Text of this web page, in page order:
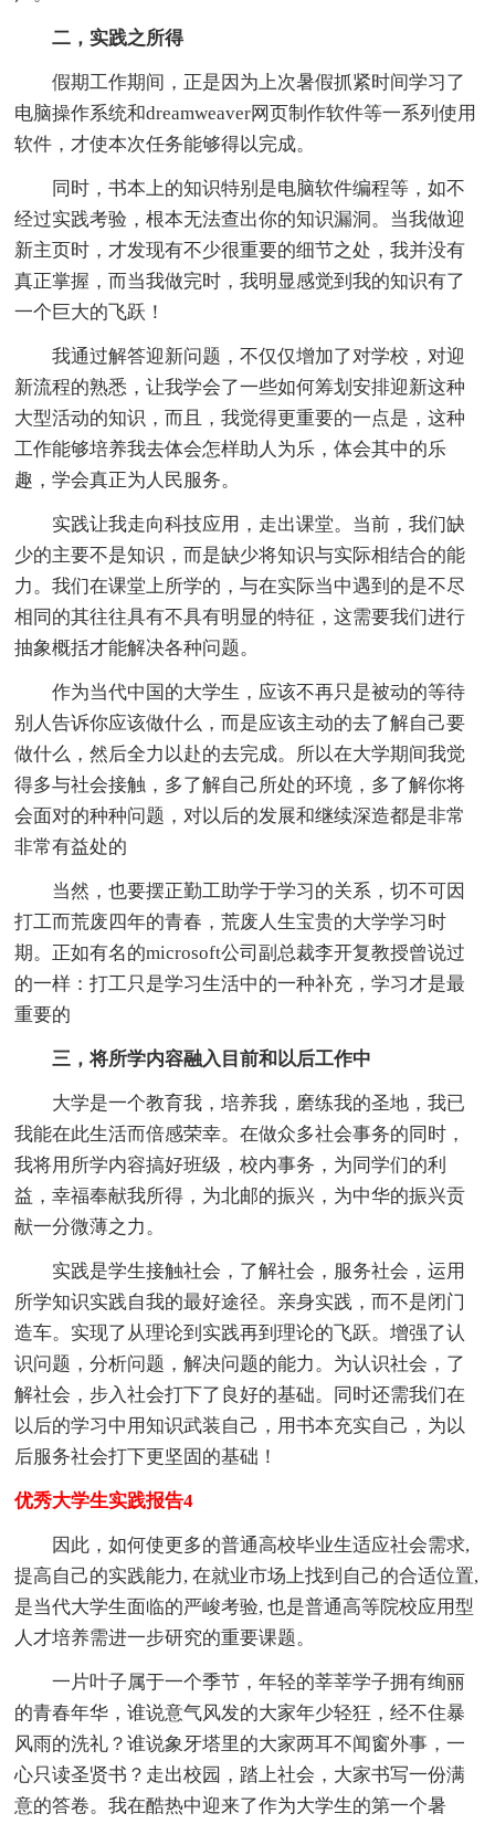
二，实践之所得
假期工作期间，正是因为上次暑假抓紧时间学习了
电脑操作系统和dreamweaver网页制作软件等一系列使用
软件，才使本次任务能够得以完成。
同时，书本上的知识特别是电脑软件编程等，如不
经过实践考验，根本无法查出你的知识漏洞。当我做迎
新主页时，才发现有不少很重要的细节之处，我并没有
真正掌握，而当我做完时，我明显感觉到我的知识有了
一个巨大的飞跃！
我通过解答迎新问题，不仅仅增加了对学校，对迎
新流程的熟悉，让我学会了一些如何筹划安排迎新这种
大型活动的知识，而且，我觉得更重要的一点是，这种
工作能够培养我去体会怎样助人为乐，体会其中的乐
趣，学会真正为人民服务。
实践让我走向科技应用，走出课堂。当前，我们缺
少的主要不是知识，而是缺少将知识与实际相结合的能
力。我们在课堂上所学的，与在实际当中遇到的是不尽
相同的其往往具有不具有明显的特征，这需要我们进行
抽象概括才能解决各种问题。
作为当代中国的大学生，应该不再只是被动的等待
别人告诉你应该做什么，而是应该主动的去了解自己要
做什么，然后全力以赴的去完成。所以在大学期间我觉
得多与社会接触，多了解自己所处的环境，多了解你将
会面对的种种问题，对以后的发展和继续深造都是非常
非常有益处的
当然，也要摆正勤工助学于学习的关系，切不可因
打工而荒废四年的青春，荒废人生宝贵的大学学习时
期。正如有名的microsoft公司副总裁李开复教授曾说过
的一样：打工只是学习生活中的一种补充，学习才是最
重要的
三，将所学内容融入目前和以后工作中
大学是一个教育我，培养我，磨练我的圣地，我已
我能在此生活而倍感荣幸。在做众多社会事务的同时，
我将用所学内容搞好班级，校内事务，为同学们的利
益，幸福奉献我所得，为北邮的振兴，为中华的振兴贡
献一分微薄之力。
实践是学生接触社会，了解社会，服务社会，运用
所学知识实践自我的最好途径。亲身实践，而不是闭门
造车。实现了从理论到实践再到理论的飞跃。增强了认
识问题，分析问题，解决问题的能力。为认识社会，了
解社会，步入社会打下了良好的基础。同时还需我们在
以后的学习中用知识武装自己，用书本充实自己，为以
后服务社会打下更坚固的基础！
优秀大学生实践报告4
因此，如何使更多的普通高校毕业生适应社会需求,
提高自己的实践能力, 在就业市场上找到自己的合适位置,
是当代大学生面临的严峻考验, 也是普通高等院校应用型
人才培养需进一步研究的重要课题。
一片叶子属于一个季节，年轻的莘莘学子拥有绚丽
的青春年华，谁说意气风发的大家年少轻狂，经不住暴
风雨的洗礼？谁说象牙塔里的大家两耳不闻窗外事，一
心只读圣贤书？走出校园，踏上社会，大家书写一份满
意的答卷。我在酷热中迎来了作为大学生的第一个暑